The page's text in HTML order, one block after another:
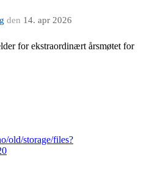
den 14. apr 2026
for ekstraordinært årsmøtet for
old/storage/files?